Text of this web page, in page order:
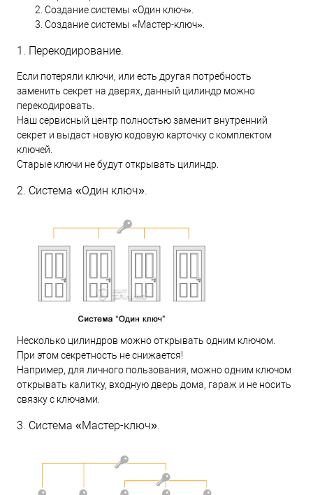
Создание системы «Один ключ».
Создание системы «Мастер-ключ».
1. Перекодирование.
Если потеряли ключи, или есть другая потребность
заменить секрет на дверях, данный цилиндр можно
перекодировать.
Наш сервисный центр полностью заменит внутренний
секрет и выдаст новую кодовую карточку с комплектом
ключей.
Старые ключи не будут открывать цилиндр.
2. Система «Один ключ».
Несколько цилиндров можно открывать одним ключом.
При этом секретность не снижается!
Например, для личного пользования, можно одним ключом
открывать калитку, входную дверь дома, гараж и не носить
связку с ключами.
3. Система «Мастер-ключ».